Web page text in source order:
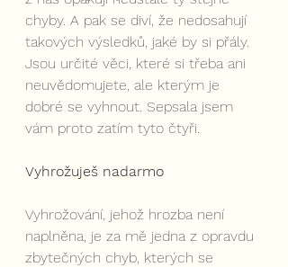
chyby. A pak se diví, že nedosahují
takových výsledků, jaké by si přály.
Jsou určité věci, které si třeba ani
neuvědomujete, ale kterým je
dobré se vyhnout. Sepsala jsem
vám proto zatím tyto čtyři.
Vyhrožuješ nadarmo
Vyhrožování, jehož hrozba není
naplněna, je za mě jedna z opravdu
zbytečných chyb, kterých se